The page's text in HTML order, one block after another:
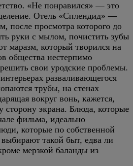
«Не понравился» — это
Отель «Сплендид» —
после просмотра которого до
руки с мылом, почистить зубы
маразм, который творился на
общества нестерпимо
свои уродские проблемы.
разваливающегося
трубы, на стенах
вокруг вонь, кажется,
сторону экрана. Блюда, которые
фильма, идеально
которые по собственной
такой быт, едва ли
мерзкой баланды из